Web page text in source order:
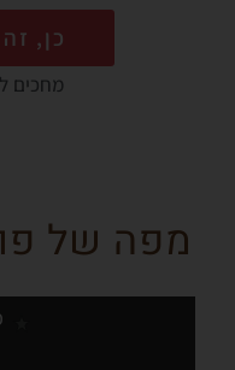
כן,
מחכים
מפה של